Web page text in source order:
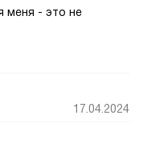
меня - это не
17.04.2024